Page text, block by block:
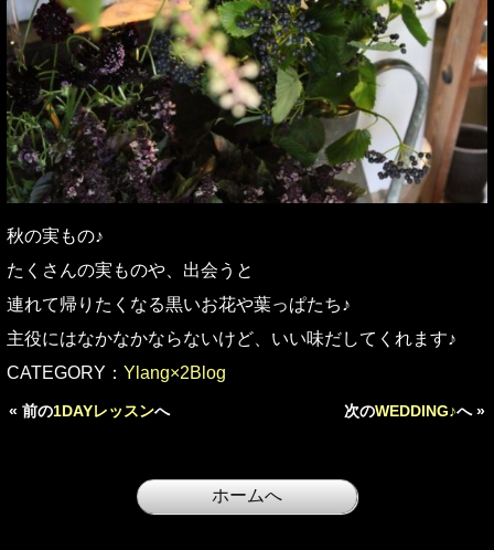
秋の実もの♪
たくさんの実ものや、出会うと
連れて帰りたくなる黒いお花や葉っぱたち♪
主役にはなかなかならないけど、いい味だしてくれます♪
CATEGORY： Ylang×2Blog
« 前の1DAYレッスンへ 次のWEDDING♪へ »